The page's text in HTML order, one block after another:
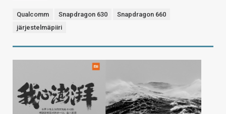
Qualcomm Snapdragon 630
Snapdragon 660
järjestelmäpiiri